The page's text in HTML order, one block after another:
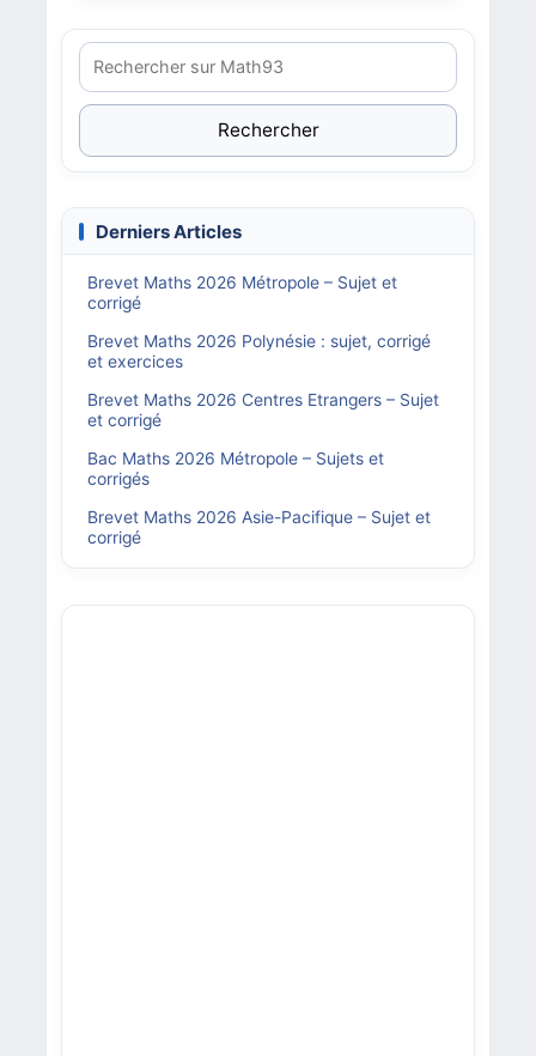
Rechercher
Derniers Articles
Brevet Maths 2026 Métropole – Sujet et
corrigé
Brevet Maths 2026 Polynésie : sujet, corrigé
et exercices
Brevet Maths 2026 Centres Etrangers – Sujet
et corrigé
Bac Maths 2026 Métropole – Sujets et
corrigés
Brevet Maths 2026 Asie-Pacifique – Sujet et
corrigé